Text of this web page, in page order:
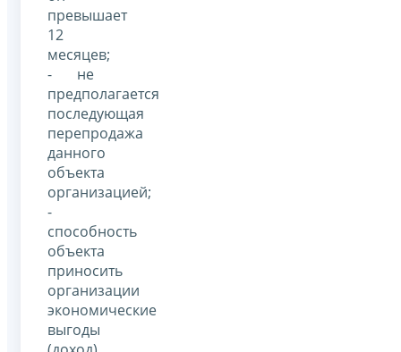
превышает
12
месяцев;
- не
предполагается
последующая
перепродажа
данного
объекта
организацией;
-
способность
объекта
приносить
организации
экономические
выгоды